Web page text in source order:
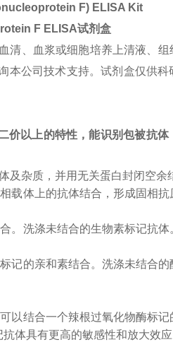
F) ELISA Kit
F ELISA试剂盒
清、血浆或细胞培养上清液、组
本公司技术支持。试剂盒仅供
价以上的特性，能识别包被抗体
杂质，并用无关蛋白封闭空余
载体上的抗体结合，形成固相
。洗涤未结合的生物素标记抗
记的亲和素结合。洗涤未结合的
以结合一个辣根过氧化物酶标
体具有更高的敏感性和放大效应